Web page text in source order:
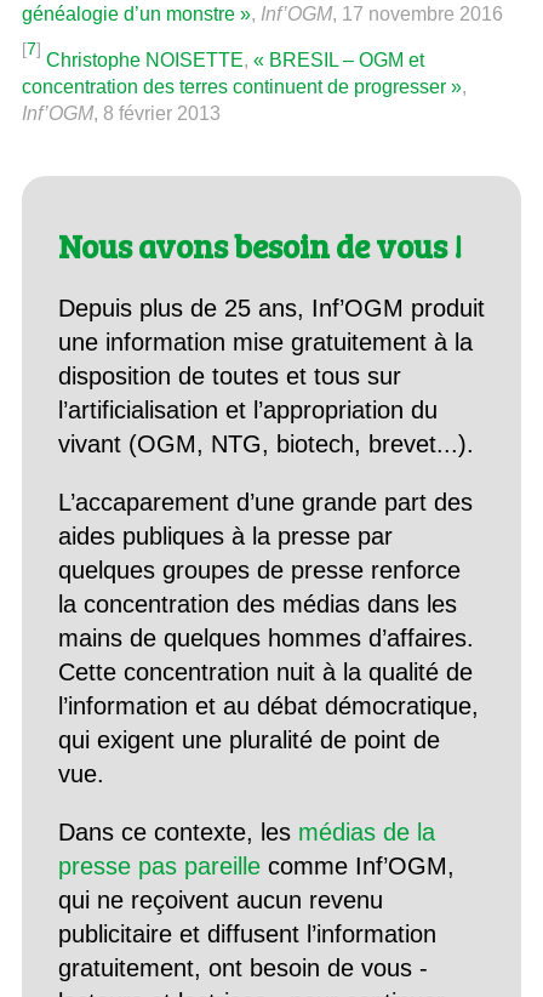
généalogie d’un monstre », Inf’OGM, 17 novembre 2016
[7]
Christophe NOISETTE, « BRESIL – OGM et
concentration des terres continuent de progresser »,
Inf’OGM, 8 février 2013
Nous avons besoin de vous !
Depuis plus de 25 ans, Inf’OGM produit
une information mise gratuitement à la
disposition de toutes et tous sur
l’artificialisation et l’appropriation du
vivant (OGM, NTG, biotech, brevet...).
L’accaparement d’une grande part des
aides publiques à la presse par
quelques groupes de presse renforce
la concentration des médias dans les
mains de quelques hommes d’affaires.
Cette concentration nuit à la qualité de
l’information et au débat démocratique,
qui exigent une pluralité de point de
vue.
Dans ce contexte, les médias de la
presse pas pareillecomme Inf’OGM,
qui ne reçoivent aucun revenu
publicitaire et diffusent l’information
gratuitement, ont besoin de vous -